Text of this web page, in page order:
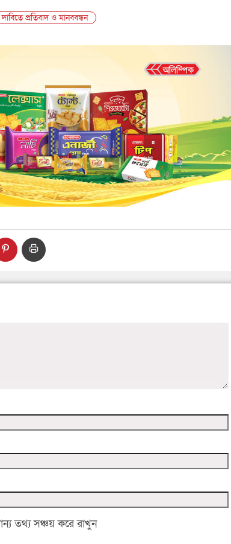
প্রতিবাদ ও মানববন্ধন
তথ্য সঞ্চয় করে রাখুন